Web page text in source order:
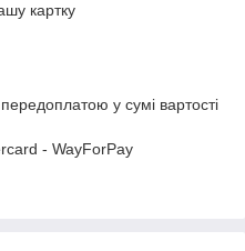
картку
у сумі вартості
- WayForPay